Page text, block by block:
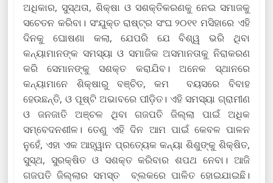
ଅଧିକାର, ସୁସ୍ଥତା, ଶିକ୍ଷା ଓ ସଶକ୍ତିକରଣକୁ ନେଇ ସମାଜକୁ
ସଚେତନ କରିବା। ସଂଯୁକ୍ତ ରାଷ୍ଟ୍ର ସଂଘ ୨୦୧୧ ମସିହାରେ ଏହି
ଦିନକୁ ଘୋଷଣା କଲା, ଯେପରି ଯେ ବିଶ୍ୱ ଭରି ଥିବା
କନ୍ୟାମାନଙ୍କ ସମସ୍ୟା ଓ ସମାଜିକ ଅସମାନତାକୁ ନିରାକରଣ
କରି ସେମାନଙ୍କୁ ସଶକ୍ତ କରାଯିବ। ଅନେକ ସ୍ଥାନରେ
କନ୍ୟାମାନେ ଶିକ୍ଷାରୁ ବଞ୍ଚିତ, କମ ବୟସରେ ବିବାହ
ହେଉଛନ୍ତି, ଓ ପୂଷ୍ଟି ଅଭାବରେ ପୀଡ଼ିତ। ଏହି ସମସ୍ୟା ଗ୍ରାମୀଣ
ଓ ଜନଜାତି ଅଞ୍ଚଳ ଥିବା ଗଜପତି ଜିଲ୍ଲା ପାଇଁ ଅଧିକ
ସମ୍ବେଦନଶୀଳ। ତେଣୁ ଏହି ଦିନ ଆମ ପାଇଁ କେବଳ ପାଳନ
ନୁହେଁ, ଏହା ଏକ ଆହ୍ୱାନ ପ୍ରତ୍ୟେକ କନ୍ୟା ଶିଶୁଙ୍କୁ ଶିକ୍ଷିତ,
ସୁସ୍ଥ, ସୁରକ୍ଷିତ ଓ ସଶକ୍ତ କରିବାର ଶପଥ ନେବା। ଆଜି
ଗଜପତି ଜିଲ୍ଲାର ସମସ୍ତ ବ୍ଲକରେ ପାଳିତ ହୋଇଯାଇଛି।